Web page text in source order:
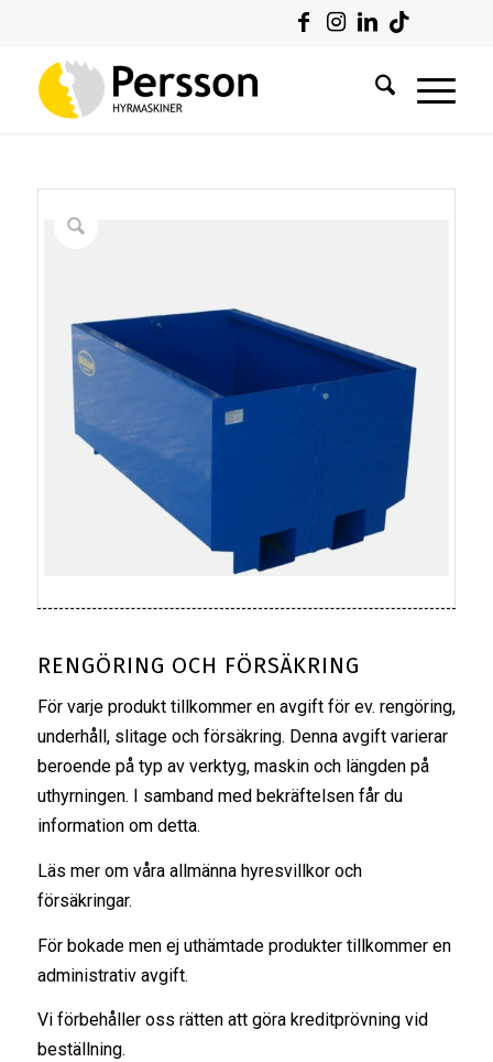
RENGÖRING OCH FÖRSÄKRING
För varje produkt tillkommer en avgift för ev. rengöring,
underhåll, slitage och försäkring. Denna avgift varierar
beroende på typ av verktyg, maskin och längden på
uthyrningen. I samband med bekräftelsen får du
information om detta.
Läs mer om våra allmänna hyresvillkoroch
försäkringar.
För bokade men ej uthämtade produkter tillkommer en
administrativ avgift.
Vi förbehåller oss rätten att göra kreditprövning vid
beställning.